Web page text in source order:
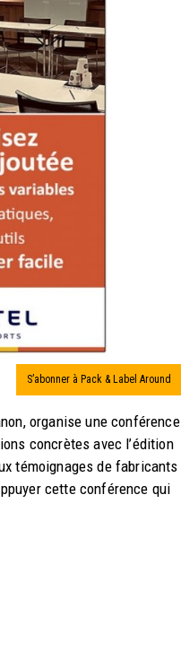
S’abonner à Pack & Label Around
organise une conférence
concrètes avec l’édition
témoignages de fabricants
cette conférence qui